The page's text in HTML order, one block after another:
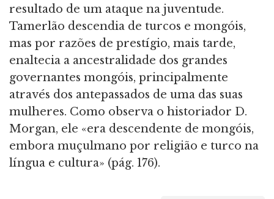
resultado de um ataque na juventude.
Tamerlão descendia de turcos e mongóis,
mas por razões de prestígio, mais tarde,
enaltecia a ancestralidade dos grandes
governantes mongóis, principalmente
através dos antepassados de uma das suas
mulheres. Como observa o historiador D.
Morgan, ele «era descendente de mongóis,
embora muçulmano por religião e turco na
língua e cultura» (pág. 176).